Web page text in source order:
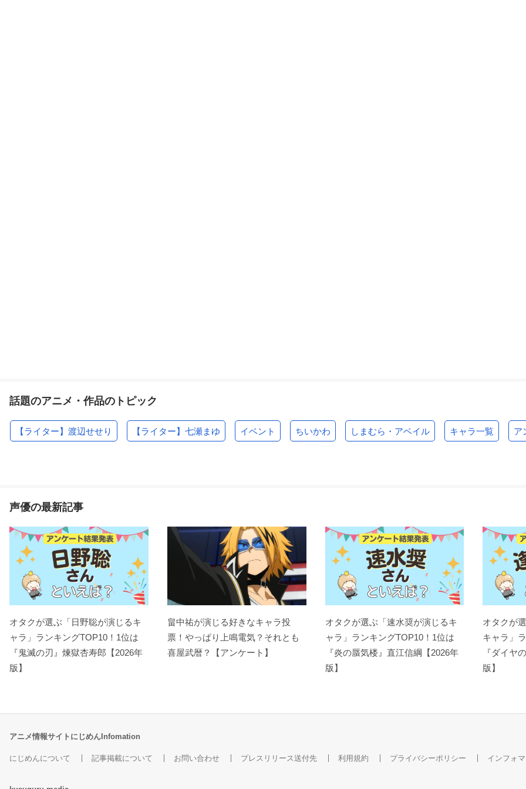
話題のアニメ・作品のトピック
【ライター】渡辺せせり 【ライター】七瀬まゆ イベント ちいかわ しまむら・アベイル キャラ一覧 ア
声優の最新記事
オタクが選ぶ「日野聡が演じるキ
ャラ」ランキングTOP10！1位は
『鬼滅の刃』煉󠄁獄杏寿郎【2026年
版】
畠中祐が演じる好きなキャラ投
票！やっぱり上鳴電気？それとも
喜屋武暦？【アンケート】
オタクが選ぶ「速水奨が演じるキ
ャラ」ランキングTOP10！1位は
『炎の蜃気楼』直江信綱【2026年
版】
オタクが
キャラ」
『ダイヤ
版】
アニメ情報サイトにじめんInfomation
にじめんについて 記事掲載について お問い合わせ プレスリリース送付先 利用規約 プライバシーポリシー インフォ